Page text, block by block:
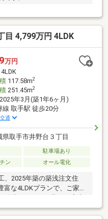
目 4,799万円 4LDK
万円
4LDK
117.58m2
251.45m2
2025年3月(築1年6ヶ月)
線 取手駅 徒歩20分
通
県取手市井野台３丁目
駐車場あり
ン オール電化
、2025年築の築浅注文住
な4LDKプランで、ご家族
築浅ならではの美しい室内